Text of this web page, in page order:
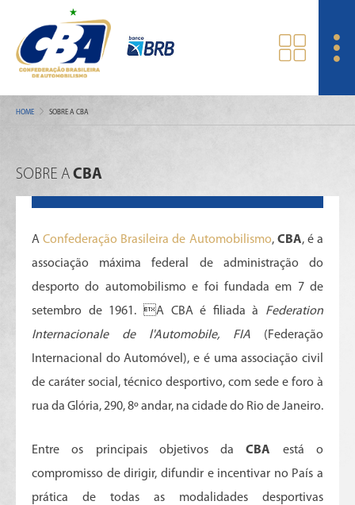
HOME SOBRE A CBA
SOBRE A CBA
AConfederação Brasileira de Automobilismo, CBA, é a
associação máxima federal de administração do
desporto do automobilismo e foi fundada em 7 de
setembro de 1961. A CBA é filiada à Federation
Internacionale de l'Automobile, FIA (Federação
Internacional do Automóvel), e é uma associação civil
de caráter social, técnico desportivo, com sede e foro à
rua da Glória, 290, 8º andar, na cidade do Rio de Janeiro.
Entre os principais objetivos daCBA está o
compromisso de dirigir, difundir e incentivar no País a
prática de todas as modalidades desportivas